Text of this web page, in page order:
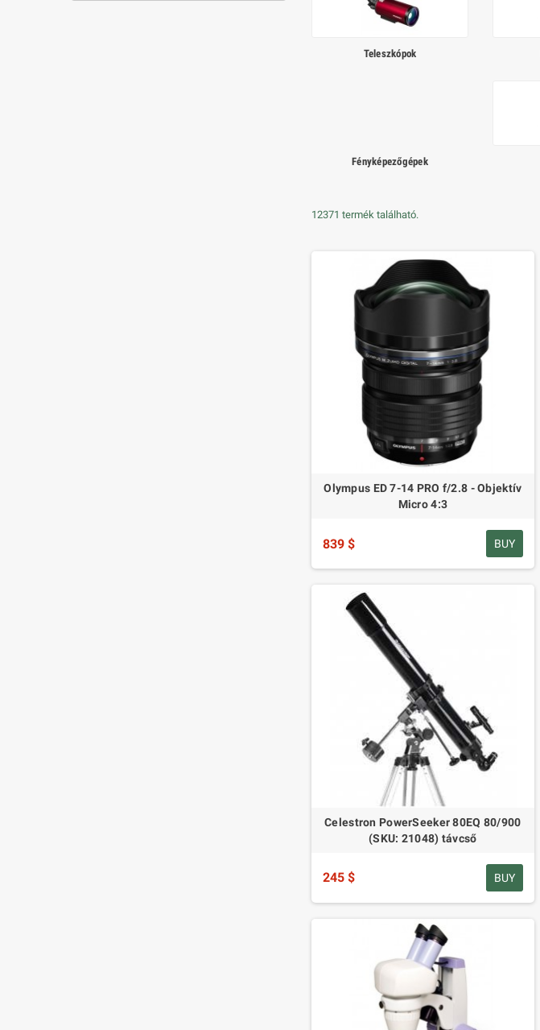
Teleszkópok
Fényképezőgépek
12371 termék található.
Olympus ED 7-14 PRO f/2.8 - Objektív
Micro 4:3
839 $ BUY
Celestron PowerSeeker 80EQ 80/900
(SKU: 21048) távcső
245 $ BUY